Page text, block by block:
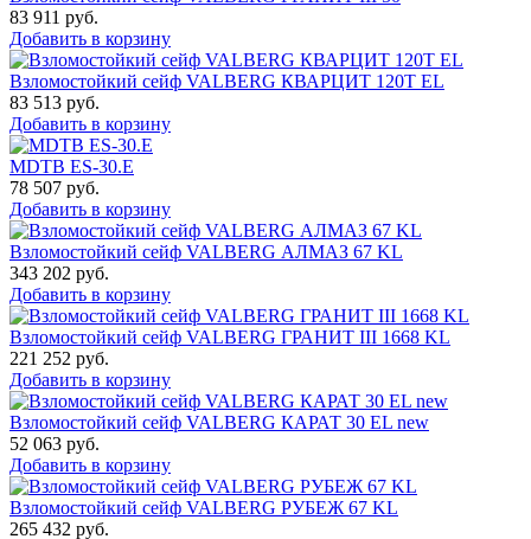
83 911 руб.
Добавить в корзину
Взломостойкий сейф VALBERG КВАРЦИТ 120Т EL
83 513 руб.
Добавить в корзину
MDTB ES-30.Е
78 507 руб.
Добавить в корзину
Взломостойкий сейф VALBERG АЛМАЗ 67 KL
343 202 руб.
Добавить в корзину
Взломостойкий сейф VALBERG ГРАНИТ III 1668 KL
221 252 руб.
Добавить в корзину
Взломостойкий сейф VALBERG КАРАТ 30 EL new
52 063 руб.
Добавить в корзину
Взломостойкий сейф VALBERG РУБЕЖ 67 KL
265 432 руб.